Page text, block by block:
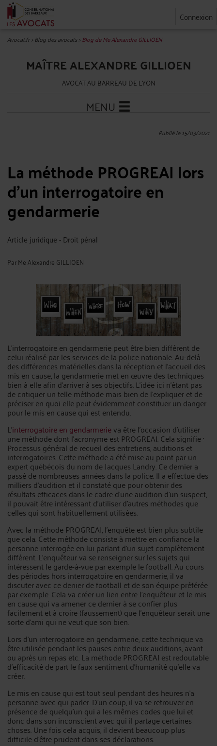
Connexion
Avocat.fr>Blog des avocats>Blog de Me Alexandre GILLIOEN
MAÎTRE ALEXANDRE GILLIOEN
AVOCAT AU BARREAU DE LYON
MENU
Publié le 15/03/2021
La méthode PROGREAI lors
d'un interrogatoire en
gendarmerie
Article juridique - Droit pénal
ParMe Alexandre GILLIOEN
L’interrogatoire en gendarmerie peut être bien différent de
celui réalisé par les services de la police nationale. Au-delà
des différences matérielles dans la réception et l’accueil des
mis en cause, la gendarmerie met en œuvre des techniques
bien à elle afin d’arriver à ses objectifs. L’idée ici n’étant pas
de critiquer un telle méthode mais bien de l’expliquer et de
préciser en quoi elle peut évidemment constituer un danger
pour le mis en cause qui est entendu.
L’interrogatoire en gendarmerieva être l’occasion d’utiliser
une méthode dont l’acronyme est PROGREAI. Cela signifie :
Processus général de recueil des entretiens, auditions et
interrogatoires. Cette méthode a été mise au point par un
expert québécois du nom de Jacques Landry. Ce dernier a
passé de nombreuses années dans la police. Il a effectué des
milliers d’audition et il constaté que pour obtenir des
résultats efficaces dans le cadre d’une audition d’un suspect,
il pouvait être intéressant d’utiliser d’autres méthodes que
celles qui sont habituellement utilisées.
Avec la méthode PROGREAI, l’enquête est bien plus subtile
que cela. Cette méthode consiste à mettre en confiance la
personne interrogée en lui parlant d’un sujet complètement
différent. L’enquêteur va se renseigner sur les sujets qui
intéressent le garde-à-vue par exemple le football. Au cours
des périodes hors interrogatoire en gendarmerie, il va
discuter avec ce denier de football et de son équipe préférée
par exemple. Cela va créer un lien entre l’enquêteur et le mis
en cause qui va amener ce dernier à se confier plus
facilement et à croire (faussement) que l’enquêteur serait une
sorte d’ami qui ne veut que son bien.
Lors d’un interrogatoire en gendarmerie, cette technique va
être utilisée pendant les pauses entre deux auditions, avant
ou après un repas etc. La méthode PROGREAI est redoutable
d’efficacité de part le faux sentiment d’humanité qu’elle va
créer.
Le mis en cause qui est tout seul pendant des heures n’a
personne avec qui parler. D’un coup, il va se retrouver en
présence de quelqu’un qui a les mêmes codes que lui et
donc dans son inconscient avec qui il partage certaines
choses. Une fois cela acquis, il devient beaucoup plus
difficile d’être prudent dans ses déclarations.